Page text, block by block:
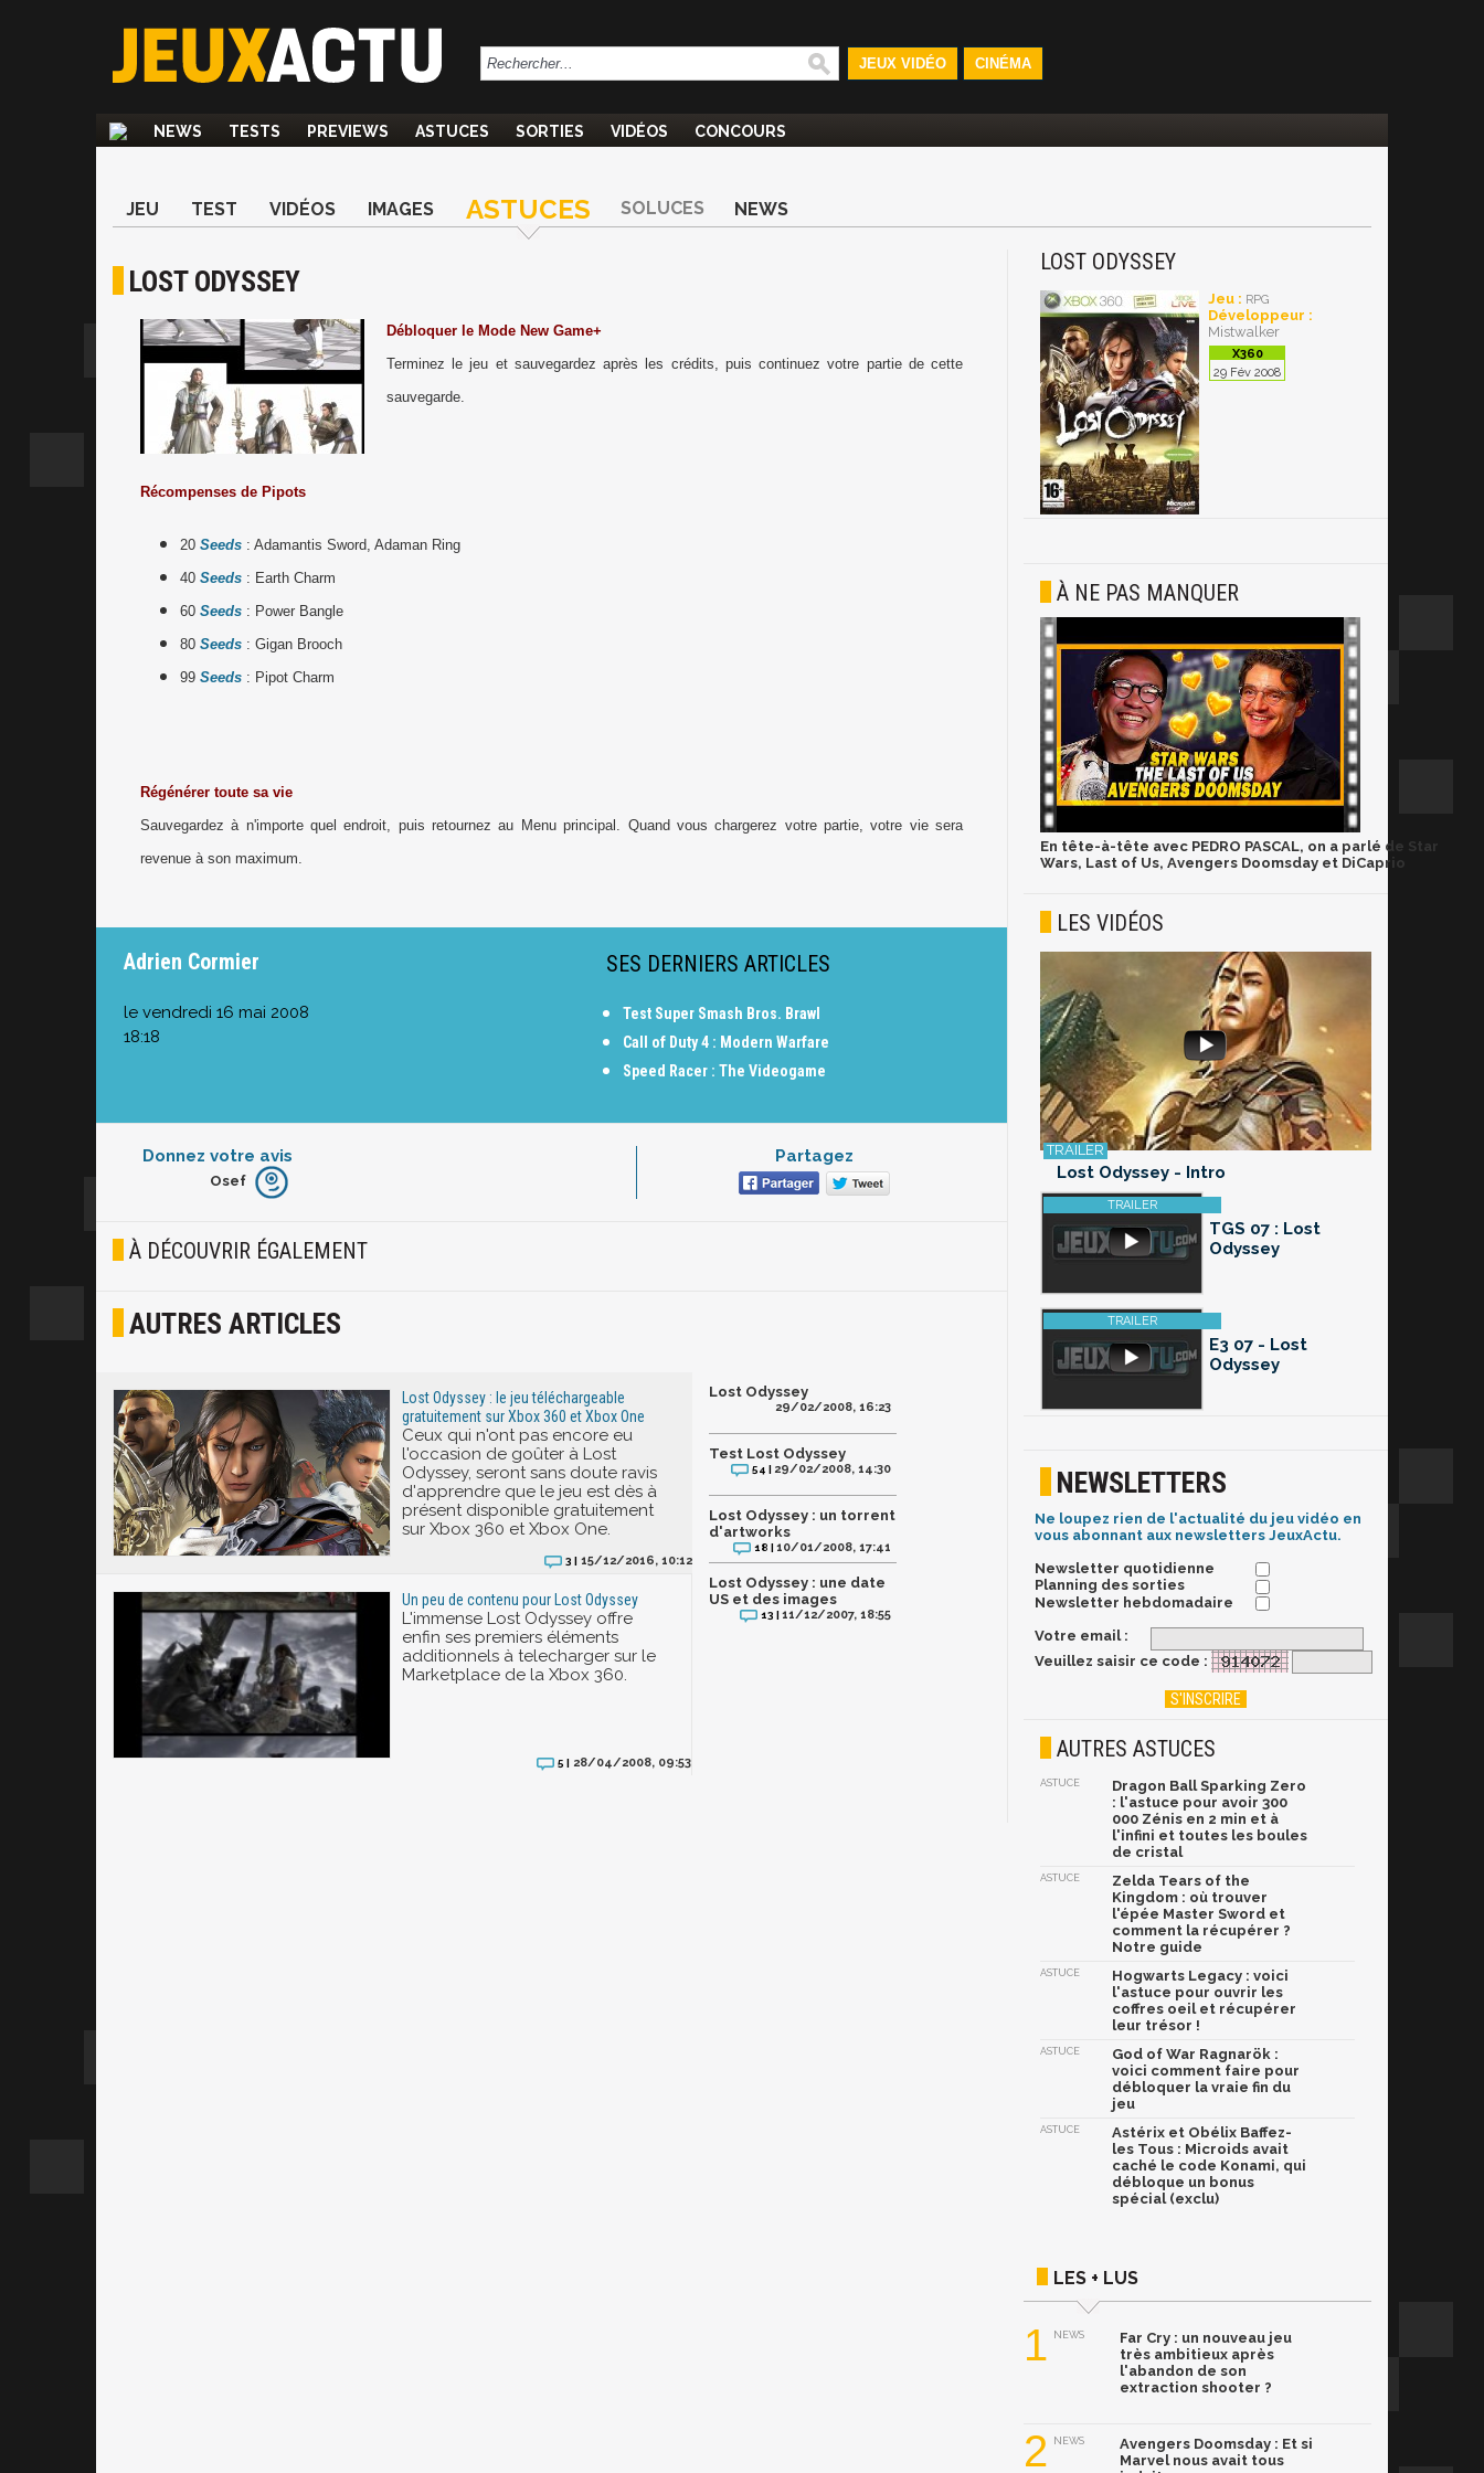
JEUX VIDÉO CINÉMA
NEWS TESTS PREVIEWS ASTUCES SORTIES VIDÉOS CONCOURS
JEU TEST VIDÉOS IMAGES ASTUCES SOLUCES NEWS
LOST ODYSSEY
Débloquer le Mode New Game+
Terminez le jeu et sauvegardez après les crédits, puis continuez votre partie de cette
sauvegarde.
Récompenses de Pipots
20 Seeds : Adamantis Sword, Adaman Ring
40 Seeds : Earth Charm
60 Seeds : Power Bangle
80 Seeds : Gigan Brooch
99 Seeds : Pipot Charm
Régénérer toute sa vie
Sauvegardez à n'importe quel endroit, puis retournez au Menu principal. Quand vous chargerez votre partie, votre vie sera
revenue à son maximum.
Adrien Cormier
le vendredi 16 mai 2008
18:18
SES DERNIERS ARTICLES
Test Super Smash Bros. Brawl
Call of Duty 4 : Modern Warfare
Speed Racer : The Videogame
Donnez votre avis
Furieux
Joyeux
Osef
Partagez
À DÉCOUVRIR ÉGALEMENT
AUTRES ARTICLES
Lost Odyssey : le jeu téléchargeable
gratuitement sur Xbox 360 et Xbox One
Ceux qui n'ont pas encore eu
l'occasion de goûter à Lost
Odyssey, seront sans doute ravis
d'apprendre que le jeu est dès à
présent disponible gratuitement
sur Xbox 360 et Xbox One.
3 | 15/12/2016, 10:12
Un peu de contenu pour Lost Odyssey
L'immense Lost Odyssey offre
enfin ses premiers éléments
additionnels à telecharger sur le
Marketplace de la Xbox 360.
5 | 28/04/2008, 09:53
Lost Odyssey
29/02/2008, 16:23
Test Lost Odyssey
54 | 29/02/2008, 14:30
Lost Odyssey : un torrent
d'artworks
18 |10/01/2008, 17:41
Lost Odyssey : une date
US et des images
13 |11/12/2007, 18:55
LOST ODYSSEY
Jeu : RPG
Développeur :
Mistwalker
29 Fév 2008
À NE PAS MANQUER
En tête-à-tête avec PEDRO PASCAL, on a parlé de Star
Wars, Last of Us, Avengers Doomsday et DiCaprio
LES VIDÉOS
Lost Odyssey - Intro
TGS 07 : Lost
Odyssey
E3 07 - Lost
Odyssey
NEWSLETTERS
Ne loupez rien de l'actualité du jeu vidéo en
vous abonnant aux newsletters JeuxActu.
Newsletter quotidienne
Planning des sorties
Newsletter hebdomadaire
Votre email :
Veuillez saisir ce code :
AUTRES ASTUCES
ASTUCE
Dragon Ball Sparking Zero
: l'astuce pour avoir 300
000 Zénis en 2 min et à
l'infini et toutes les boules
de cristal
ASTUCE
Zelda Tears of the
Kingdom : où trouver
l'épée Master Sword et
comment la récupérer ?
Notre guide
ASTUCE
Hogwarts Legacy : voici
l'astuce pour ouvrir les
coffres oeil et récupérer
leur trésor !
ASTUCE
God of War Ragnarök :
voici comment faire pour
débloquer la vraie fin du
jeu
ASTUCE
Astérix et Obélix Baffez-
les Tous : Microids avait
caché le code Konami, qui
débloque un bonus
spécial (exclu)
LES + LUS
1 NEWS
Far Cry : un nouveau jeu
très ambitieux après
l'abandon de son
extraction shooter ?
2 NEWS
Avengers Doomsday : Et si
Marvel nous avait tous